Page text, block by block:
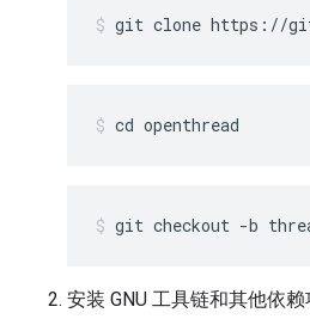
git clone https://
cd openthread
git checkout -b
安装 GNU 工具链和其他依赖